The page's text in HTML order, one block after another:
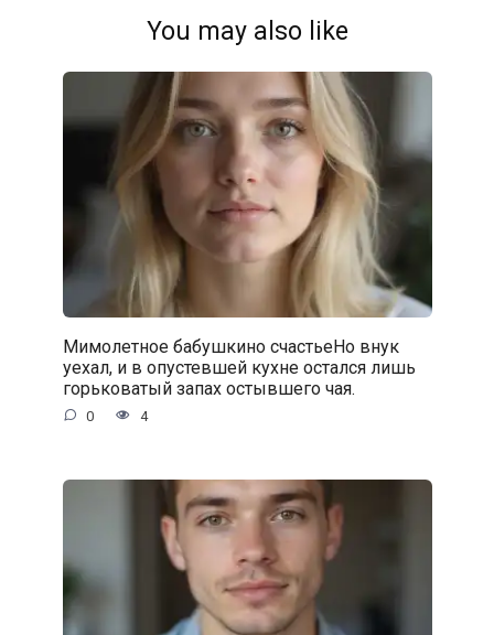
You may also like
Мимолетное бабушкино счастьеНо внук
уехал, и в опустевшей кухне остался лишь
горьковатый запах остывшего чая.
0 4